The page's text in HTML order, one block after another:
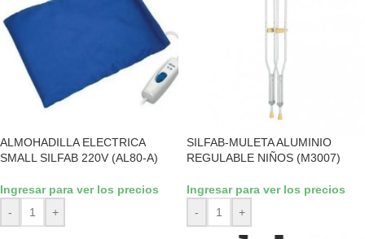
ALMOHADILLA ELECTRICA
SMALL SILFAB 220V (AL80-A)
Ingresar para ver los precios
-
+
SILFAB-MULETA ALUMINIO
REGULABLE NIÑOS (M3007)
Ingresar para ver los precios
-
+